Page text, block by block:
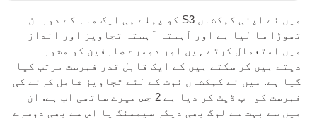
میں نے اپنی کہکشاں S3 کو پہلے ہی ایک ماہ کے دوران
تھوڑا سا لیا ہے اور آہستہ آہستہ تجاویز اور انداز
میں استعمال کرتے ہیں اور دوسرے صارفین کو مشورہ
دیتے ہیں کر سکتے ہیں کے ایک قابل قدر فہرست مرتب کیا
گیا ہے. میں نے کہکشاں نوٹ کے لئے تجاویز شامل کرنے کی
فہرست کو اپ ڈیٹ کر دیا ہے 2 جس میرے ساتھی اب ہے. ان
میں سے بہت سے لوگ بھی دیگر سیمسنگ یا اس سے بھی دوسرے